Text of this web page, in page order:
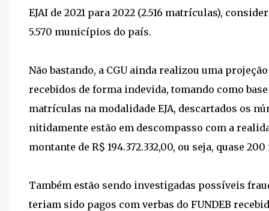
EJAI de 2021 para 2022 (2.516 matrículas),
5.570 municípios do país.
Não bastando, a CGU ainda realizou uma
recebidos de forma indevida, tomando como
matrículas na modalidade EJA, descartados os
nitidamente estão em descompasso com a
montante de R$ 194.372.332,00, ou seja, quase
Também estão sendo investigadas possíveis
teriam sido pagos com verbas do FUNDEB